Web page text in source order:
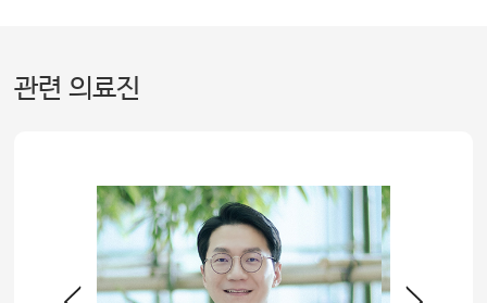
관련 의료진